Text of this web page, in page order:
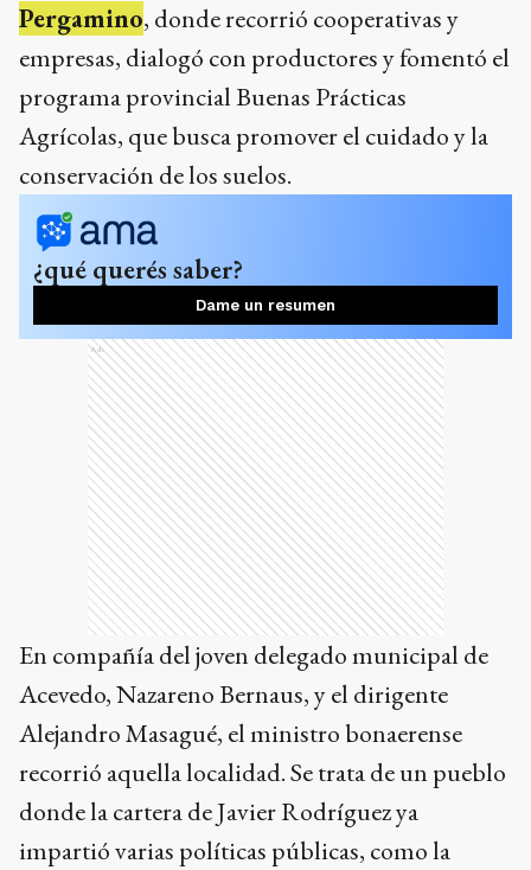
Pergamino, donde recorrió cooperativas y
empresas, dialogó con productores y fomentó el
programa provincial Buenas Prácticas
Agrícolas, que busca promover el cuidado y la
conservación de los suelos.
¿qué querés saber?
Dame un resumen
Ads
En compañía del joven delegado municipal de
Acevedo, Nazareno Bernaus, y el dirigente
Alejandro Masagué, el ministro bonaerense
recorrió aquella localidad. Se trata de un pueblo
donde la cartera de Javier Rodríguez ya
impartió varias políticas públicas, como la